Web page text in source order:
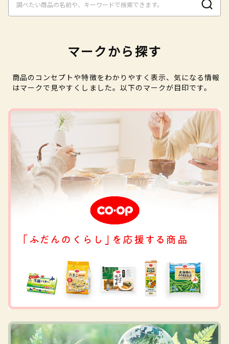
マークから探す
商品のコンセプトや特徴をわかりやすく表示、気になる情報
はマークで見やすくしました。以下のマークが目印です。